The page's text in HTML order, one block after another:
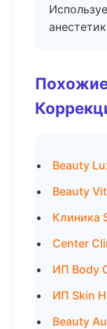
Beauty
Beauty
Клиника
Center
ИП Body
ИП Skin
Beauty